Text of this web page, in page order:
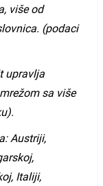
, više od
. (podaci
upravlja
mrežom sa više
).
Austriji,
,
, Italiji,